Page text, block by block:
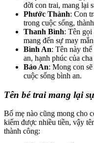
đời con trai, mang lại
Phước Thành: Con
trong cuộc sống,
Thanh Bình: Tên gọi
mang đến sự may
Bình An: Tên này
an, hạnh phúc của cha
Bảo An: Mong con
cuộc sống bình an.
Tên bé trai mang lại
Bố mẹ nào cũng mong cho
kiếm được nhiều tiền, vậy
thành công: